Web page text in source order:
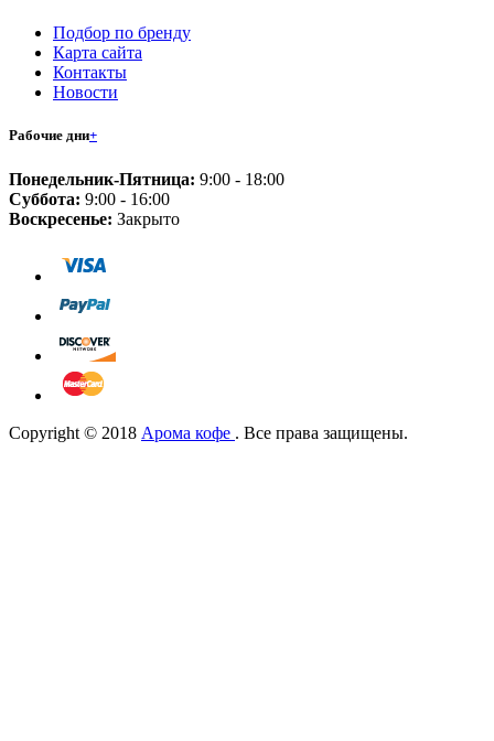
Подбор по бренду
Карта сайта
Контакты
Новости
Рабочие дни+
Понедельник-Пятница: 9:00 - 18:00
Суббота: 9:00 - 16:00
Воскресенье: Закрыто
Copyright © 2018 Арома кофе . Все права защищены.